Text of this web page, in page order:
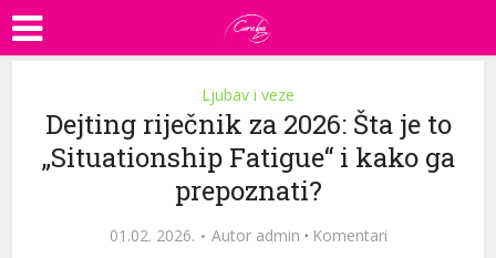
Ljubav i veze
Dejting riječnik za 2026: Šta je to
„Situationship Fatigue“ i kako ga
prepoznati?
01.02. 2026. Autor admin · Komentari